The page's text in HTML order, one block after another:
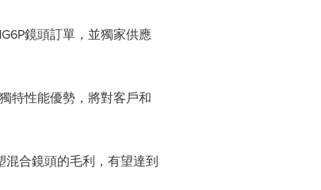
鏡頭訂單，並獨家供應
獨特性能優勢，將對客戶和
混合鏡頭的毛利，有望達到